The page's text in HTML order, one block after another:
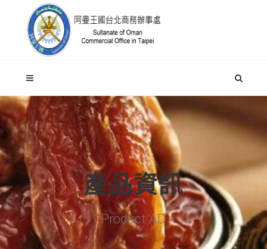
產品資訊
Product AD